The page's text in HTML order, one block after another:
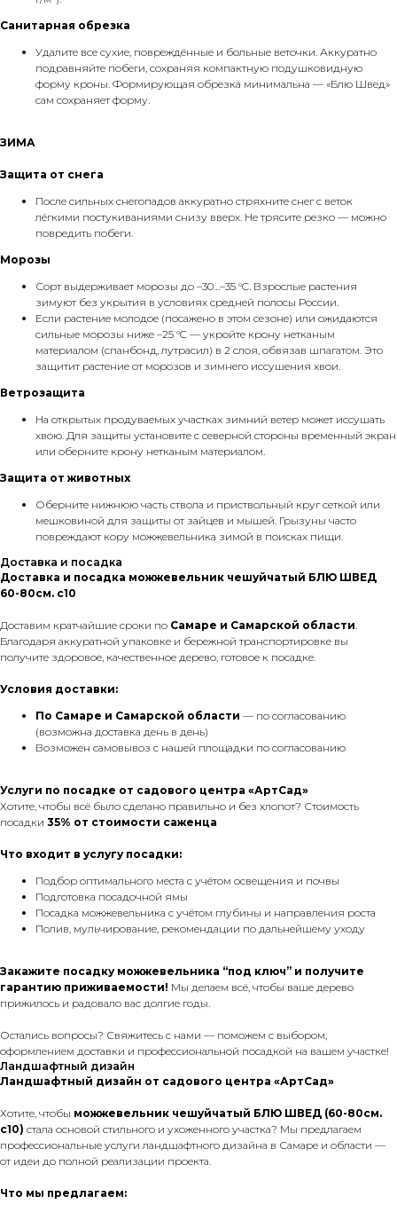
Санитарная обрезка
Удалите все сухие, повреждённые и больные веточки. Аккуратно
подравняйте побеги, сохраняя компактную подушковидную
форму кроны. Формирующая обрезка минимальна — «Блю Швед»
сам сохраняет форму.
ЗИМА
Защита от снега
После сильных снегопадов аккуратно стряхните снег с веток
лёгкими постукиваниями снизу вверх. Не трясите резко — можно
повредить побеги.
Морозы
Сорт выдерживает морозы до –30…–35 °C. Взрослые растения
зимуют без укрытия в условиях средней полосы России.
Если растение молодое (посажено в этом сезоне) или ожидаются
сильные морозы ниже –25 °C — укройте крону нетканым
материалом (спанбонд, лутрасил) в 2 слоя, обвязав шпагатом. Это
защитит растение от морозов и зимнего иссушения хвои.
Ветрозащита
На открытых продуваемых участках зимний ветер может иссушать
хвою. Для защиты установите с северной стороны временный экран
или оберните крону нетканым материалом.
Защита от животных
Оберните нижнюю часть ствола и приствольный круг сеткой или
мешковиной для защиты от зайцев и мышей. Грызуны часто
повреждают кору можжевельника зимой в поисках пищи.
Доставка и посадка
Доставка и посадка можжевельник чешуйчатый БЛЮ ШВЕД
60-80см. с10
Доставим кратчайшие сроки по Самаре и Самарской области.
Благодаря аккуратной упаковке и бережной транспортировке вы
получите здоровое, качественное дерево, готовое к посадке.
Условия доставки:
По Самаре и Самарской области — по согласованию
(возможна доставка день в день)
Возможен самовывоз с нашей площадки по согласованию
Услуги по посадке от садового центра «АртСад»
Хотите, чтобы всё было сделано правильно и без хлопот? Стоимость
посадки 35% от стоимости саженца
Что входит в услугу посадки:
Подбор оптимального места с учётом освещения и почвы
Подготовка посадочной ямы
Посадка можжевельника с учётом глубины и направления роста
Полив, мульчирование, рекомендации по дальнейшему уходу
Закажите посадку можжевельника “под ключ” и получите
гарантию приживаемости! Мы делаем всё, чтобы ваше дерево
прижилось и радовало вас долгие годы.
Остались вопросы? Свяжитесь с нами — поможем с выбором,
оформлением доставки и профессиональной посадкой на вашем участке!
Ландшафтный дизайн
Ландшафтный дизайн от садового центра «АртСад»
Хотите, чтобы можжевельник чешуйчатый БЛЮ ШВЕД (60-80см.
с10) стала основой стильного и ухоженного участка? Мы предлагаем
профессиональные услуги ландшафтного дизайна в Самаре и области —
от идеи до полной реализации проекта.
Что мы предлагаем: